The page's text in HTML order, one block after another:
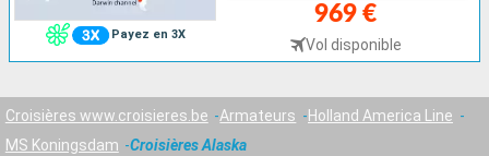
Payez en 3X
969 €
Vol disponible
Croisières www.croisieres.be Armateurs
Holland America Line
MS Koningsdam
Croisières Alaska